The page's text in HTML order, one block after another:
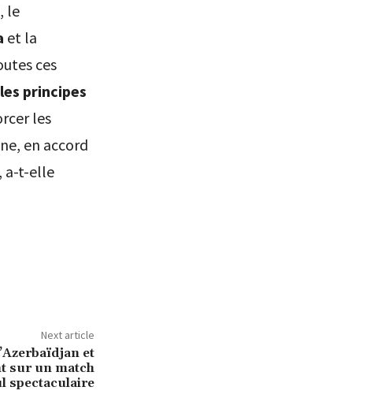
, le
et la
ces
principes
les
en accord
a-t-elle
Next article
et
sur un match
spectaculaire